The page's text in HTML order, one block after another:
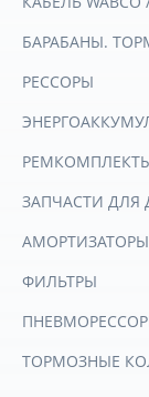
БАРАБАНЫ.
РЕССОРЫ
ЗАПЧАСТИ ДЛЯ
АМОРТИЗАТОРЫ
ФИЛЬТРЫ
ТОРМОЗНЫЕ